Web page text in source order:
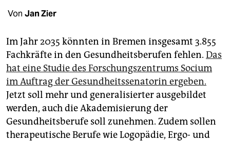
shop
fragen & hilfe
unterstützen
abo
genossenschaft
epaper login
Von Jan Zier
Im Jahr 2035 könnten in Bremen insgesamt 3.855
Fachkräfte in den Gesundheitsberufen fehlen. Das
hat eine Studie des Forschungszentrums Socium
im Auftrag der Gesundheitssenatorin ergeben.
Jetzt soll mehr und generalisierter ausgebildet
werden, auch die Akademisierung der
Gesundheitsberufe soll zunehmen. Zudem sollen
therapeutische Berufe wie Logopädie, Ergo- und